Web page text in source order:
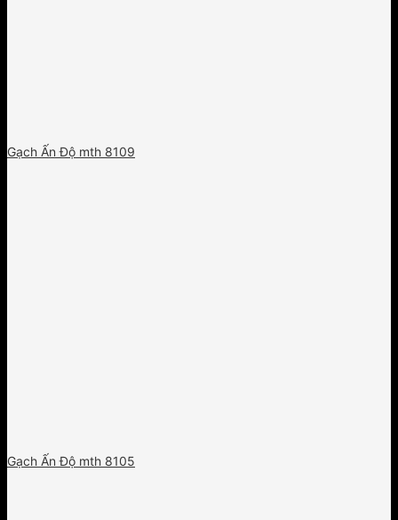
Gạch Ấn Độ mth 8109
Gạch Ấn Độ mth 8105